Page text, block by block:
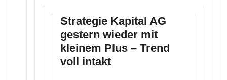
Strategie Kapital AG
gestern wieder mit
kleinem Plus – Trend
voll intakt